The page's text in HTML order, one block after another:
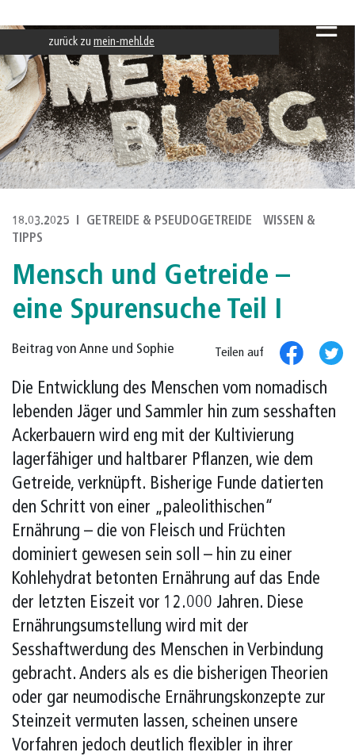
zurück zu mein-mehl.de
18.03.2025 GETREIDE & PSEUDOGETREIDE
WISSEN &
TIPPS
Mensch und Getreide –
eine Spurensuche Teil I
Beitrag von Anne und Sophie Teilen auf
Die Entwicklung des Menschen vom nomadisch
lebenden Jäger und Sammler hin zum sesshaften
Ackerbauern wird eng mit der Kultivierung
lagerfähiger und haltbarer Pflanzen, wie dem
Getreide, verknüpft. Bisherige Funde datierten
den Schritt von einer „paleolithischen“
Ernährung – die von Fleisch und Früchten
dominiert gewesen sein soll – hin zu einer
Kohlehydrat betonten Ernährung auf das Ende
der letzten Eiszeit vor 12.000 Jahren. Diese
Ernährungsumstellung wird mit der
Sesshaftwerdung des Menschen in Verbindung
gebracht. Anders als es die bisherigen Theorien
oder gar neumodische Ernährungskonzepte zur
Steinzeit vermuten lassen, scheinen unsere
Vorfahren jedoch deutlich flexibler in ihrer